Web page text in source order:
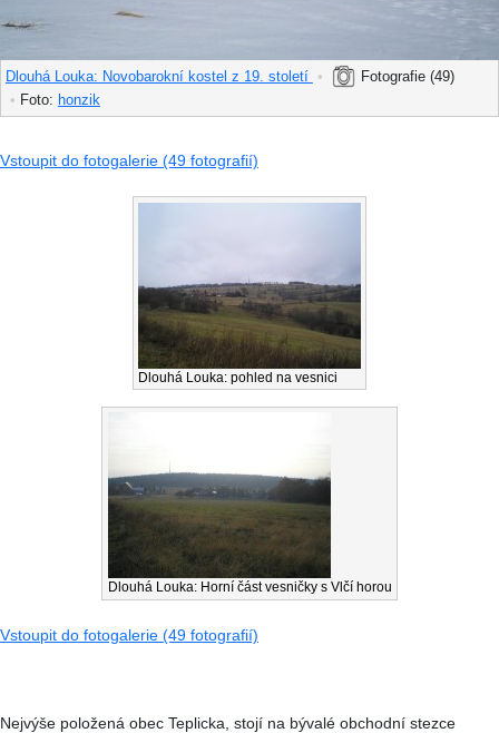
Dlouhá Louka: Novobarokní kostel z 19. století •
Fotografie (49)
• Foto: honzik
Vstoupit do fotogalerie (49 fotografií)
Dlouhá Louka: pohled na vesnici
Dlouhá Louka: Horní část vesničky s Vlčí horou
Vstoupit do fotogalerie (49 fotografií)
Nejvýše položená obec Teplicka, stojí na bývalé obchodní stezce